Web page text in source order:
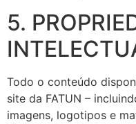
5.
Todo o conteúdo
site da FATUN –
imagens, logotipos e